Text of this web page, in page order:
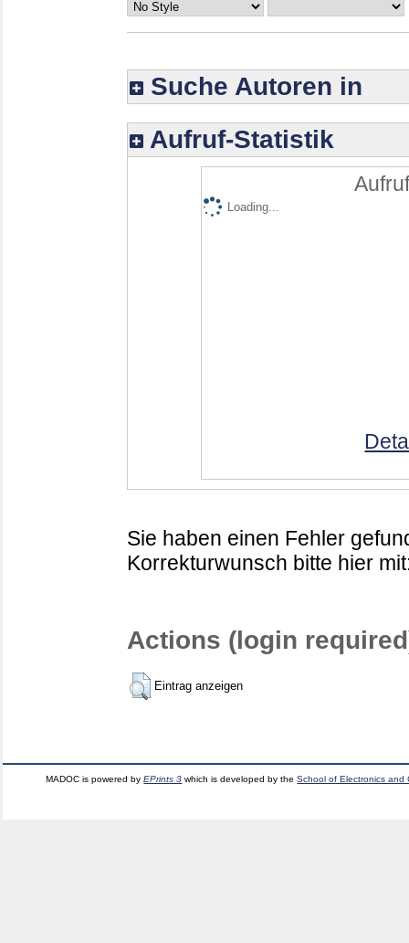
Suche Autoren in
Aufruf-Statistik
Loading...
Sie haben einen Fehler
Korrekturwunsch bitte hier
Actions (login
Eintrag anzeigen
MADOC is powered byEPrints 3 which is developed by theSchool of Electronics and